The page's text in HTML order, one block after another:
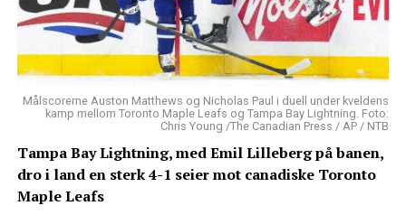
Målscorerne Auston Matthews og Nicholas Paul i duell under kveldens
kamp mellom Toronto Maple Leafs og Tampa Bay Lightning. Foto:
Chris Young /The Canadian Press / AP / NTB
Tampa Bay Lightning, med Emil Lilleberg på banen,
dro i land en sterk 4-1 seier mot canadiske Toronto
Maple Leafs